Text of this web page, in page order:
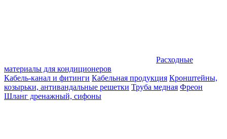
Расходные
материалы для кондиционеров
Кабель-канал и фитинги Кабельная продукция Кронштейны,
козырьки, антивандальные решетки Труба медная Фреон
Шланг дренажный, сифоны